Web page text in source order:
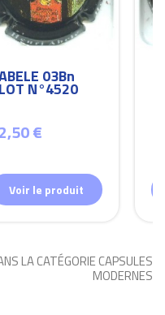
03Bn
N°4520
2,50 €
Voir le produit
LA CATÉGORIE CAPSULES
MODERNES